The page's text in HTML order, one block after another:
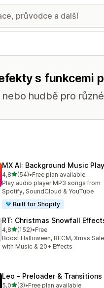
s funkcemi
hudbě pro
MX AI: Background Music
4,8z 5 hvězd
(54)
Celkový počet recenzí: 54
•Free plan available
Play audio player MP3 songs from
Spotify, SoundCloud & YouTube
Built for Shopify
RT: Christmas Snowfall
4,8z 5 hvězd
(152)
Celkový počet recenzí: 152
•Free
Boost Halloween, BFCM, Xmas
with Music & 20+ Effects
Leo ‑ Preloader & Transitions
5,0z 5 hvězd
(3)•Free plan available